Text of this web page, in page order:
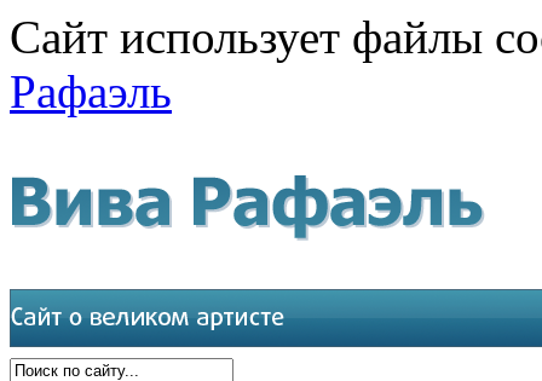
Сайт использует файлы
Рафаэль